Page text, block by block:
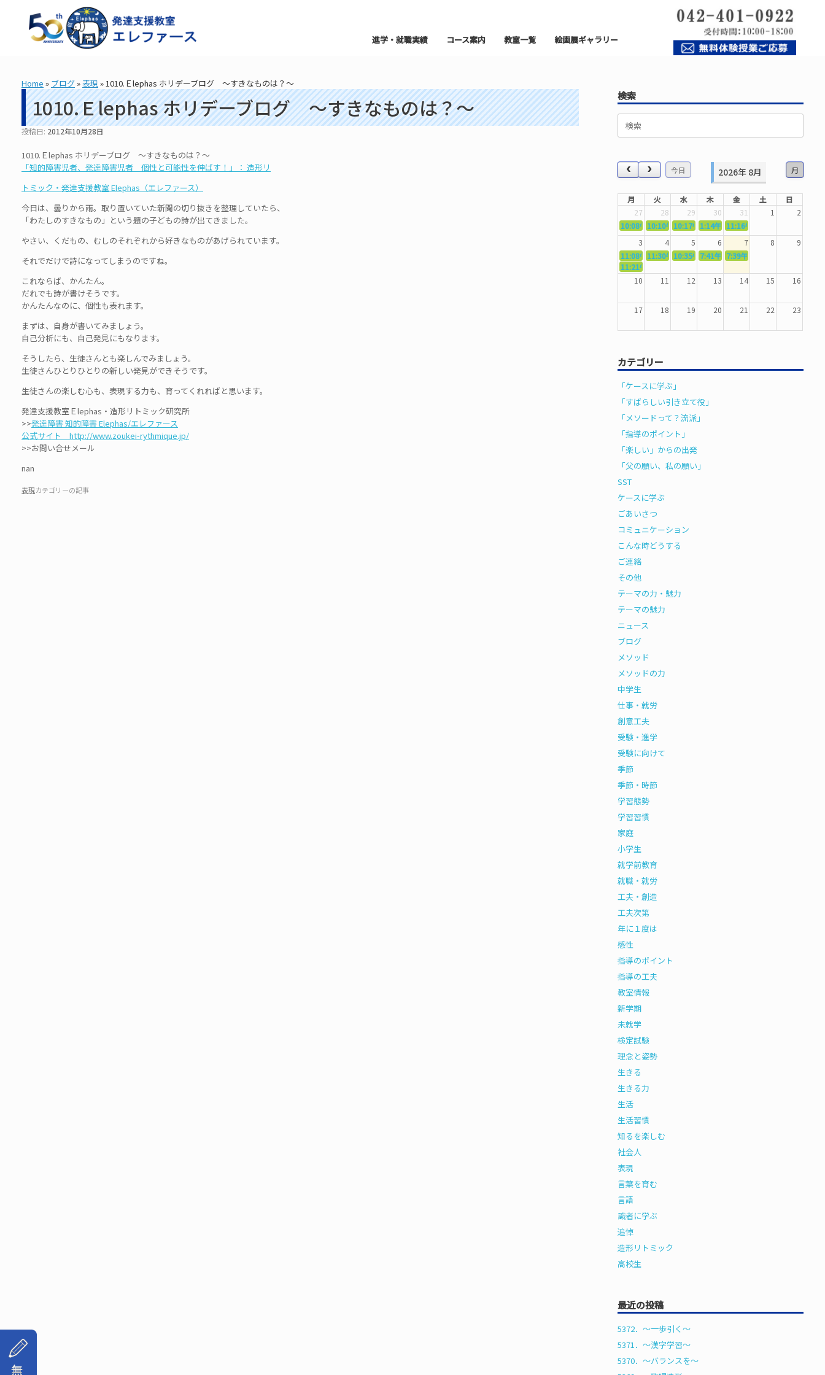
進学・就職実績 コース案内 教室一覧 絵画展ギャラリー
Home » ブログ»表現 »1010.Ｅlephas ホリデーブログ ～すきなものは？～
1010.Ｅlephas ホリデーブログ ～すきなものは？～
投稿日: 2012年10月28日
1010.Ｅlephas ホリデーブログ ～すきなものは？～
「知的障害児者、発達障害児者 個性と可能性を伸ばす！」： 造形リ
トミック・発達支援教室 Elephas（エレファース）
今日は、曇りから雨。取り置いていた新聞の切り抜きを整理していたら、
「わたしのすきなもの」という題の子どもの詩が出てきました。
やさい、くだもの、むしのそれぞれから好きなものがあげられています。
それでだけで詩になってしまうのですね。
これならば、かんたん。
だれでも詩が書けそうです。
かんたんなのに、個性も表れます。
まずは、自身が書いてみましょう。
自己分析にも、自己発見にもなります。
そうしたら、生徒さんとも楽しんでみましょう。
生徒さんひとりひとりの新しい発見ができそうです。
生徒さんの楽しむ心も、表現する力も、育ってくれればと思います。
発達支援教室Ｅlephas・造形リトミック研究所
>>発達障害 知的障害 Elephas/エレファース
公式サイト http://www.zoukei-rythmique.jp/
>>お問い合せメール
nan
表現カテゴリーの記事
検索
検
今日 月
2026年 8月
月 火 水 木 金 土
日
27
28 29 30 31 1
2
10:08午前5362．～国語力を〜
10:10午前5363．～自信を〜
10:17午前5364．～信じて待つ〜
1:14午後5365．～計画的に〜
11:16午前
3
4 5 6 7 8
9
11:08午前5367．～機能を育てる〜
11:30午前5369．～歌唱造形〜
10:35午前5370．～バランスを〜
7:41午前5371．～漢字学習〜
7:39午前
11:21午前
10
11 12 13 14 15 16
17 18 19 20 21 22 23
31 1 2 3 4 5 6
カテゴリー
「ケースに学ぶ」
「すばらしい引き立て役」
「メソードって？流派」
「指導のポイント」
「楽しい」からの出発
「父の願い、私の願い」
SST
ケースに学ぶ
ごあいさつ
コミュニケーション
こんな時どうする
ご連絡
その他
テーマの力・魅力
テーマの魅力
ニュース
ブログ
メソッド
メソッドの力
中学生
仕事・就労
創意工夫
受験・進学
受験に向けて
季節
季節・時節
学習態勢
学習習慣
家庭
小学生
就学前教育
就職・就労
工夫・創造
工夫次第
年に１度は
感性
指導のポイント
指導の工夫
教室情報
新学期
未就学
検定試験
理念と姿勢
生きる
生きる力
生活
生活習慣
知るを楽しむ
社会人
表現
言葉を育む
言語
識者に学ぶ
追悼
造形リトミック
高校生
最近の投稿
5372．～一歩引く〜
5371．～漢字学習〜
5370．～バランスを〜